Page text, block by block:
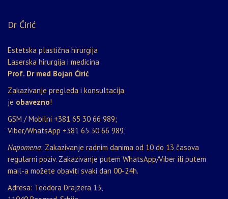
Dr Ćirić
Estetska plastična hirurgija
Laserska hirurgija i medicina
Prof. Dr med Bojan Ćirić
Zakazivanje pregleda i konsultacija
je obavezno!
GSM / Mobilni +381 65 30 66 989;
Viber/WhatsApp +381 65 30 66 989;
Napomena: Zakazivanje radnim danima od 10 do 13 časova
regularni poziv. Zakazivanje putem WhatsApp/Viber ili putem
mail-a možete obaviti svaki dan 00-24h.
Adresa: Teodora Drajzera 13,